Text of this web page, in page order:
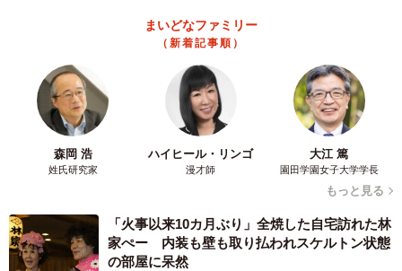
まいどなファミリー
（新着記事順）
森岡 浩
姓氏研究家
ハイヒール・リンゴ
漫才師
大江 篤
園田学園女子大学学長
もっと見る
「火事以来10カ月ぶり」全焼した自宅訪れた林
家ぺー 内装も壁も取り払われスケルトン状態
の部屋に呆然